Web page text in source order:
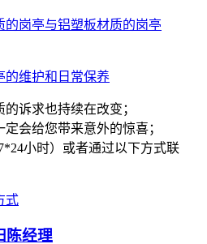
的岗亭与铝塑板材质的岗亭
的维护和日常保养
诉求也持续在改变；
会给您带来意外的惊喜；
小时）或者通过以下方式联
式
陈经理